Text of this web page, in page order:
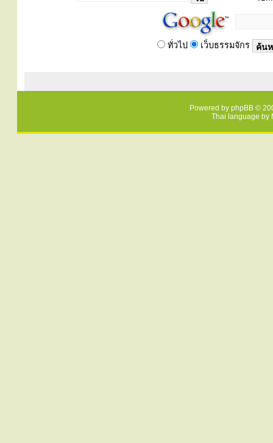
ทั่วไป เว็บธรรมจักร
Powered by phpBB ©
Thai language by